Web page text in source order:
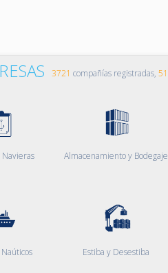
3721 compañías registradas, 51
Navieras Almacenamiento y Bodegaje
Estiba y Desestiba